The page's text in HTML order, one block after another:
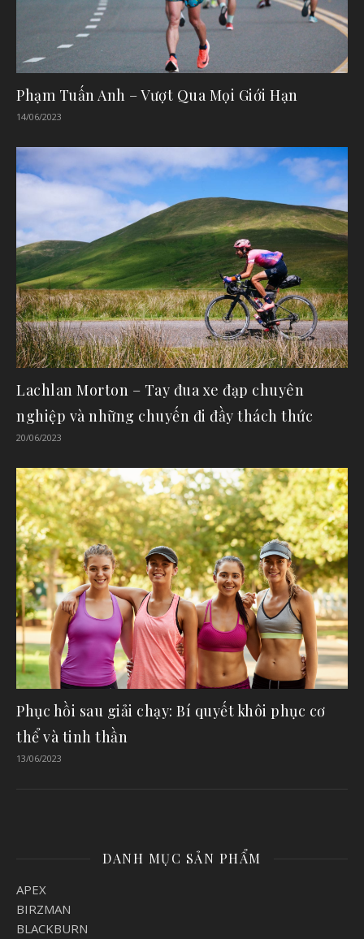
Phạm Tuấn Anh – Vượt Qua Mọi Giới Hạn
14/06/2023
Lachlan Morton – Tay đua xe đạp chuyên
nghiệp và những chuyến đi đầy thách thức
20/06/2023
Phục hồi sau giải chạy: Bí quyết khôi phục cơ
thể và tinh thần
13/06/2023
DANH MỤC SẢN PHẨM
APEX
BIRZMAN
BLACKBURN